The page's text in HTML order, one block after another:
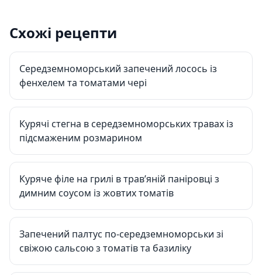
Схожі рецепти
Середземноморський запечений лосось із
фенхелем та томатами чері
Курячі стегна в середземноморських травах із
підсмаженим розмарином
Куряче філе на грилі в трав’яній паніровці з
димним соусом із жовтих томатів
Запечений палтус по-середземноморськи зі
свіжою сальсою з томатів та базиліку